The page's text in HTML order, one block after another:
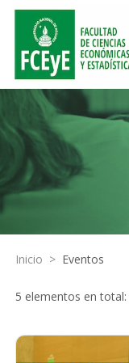
Inicio > Eventos
5 elementos en total: